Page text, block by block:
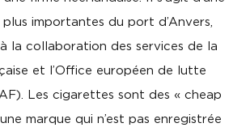
plus importantes du port d’Anvers,
la collaboration des services de la
et l’Office européen de lutte
Les cigarettes sont des « cheap
marque qui n’est pas enregistrée